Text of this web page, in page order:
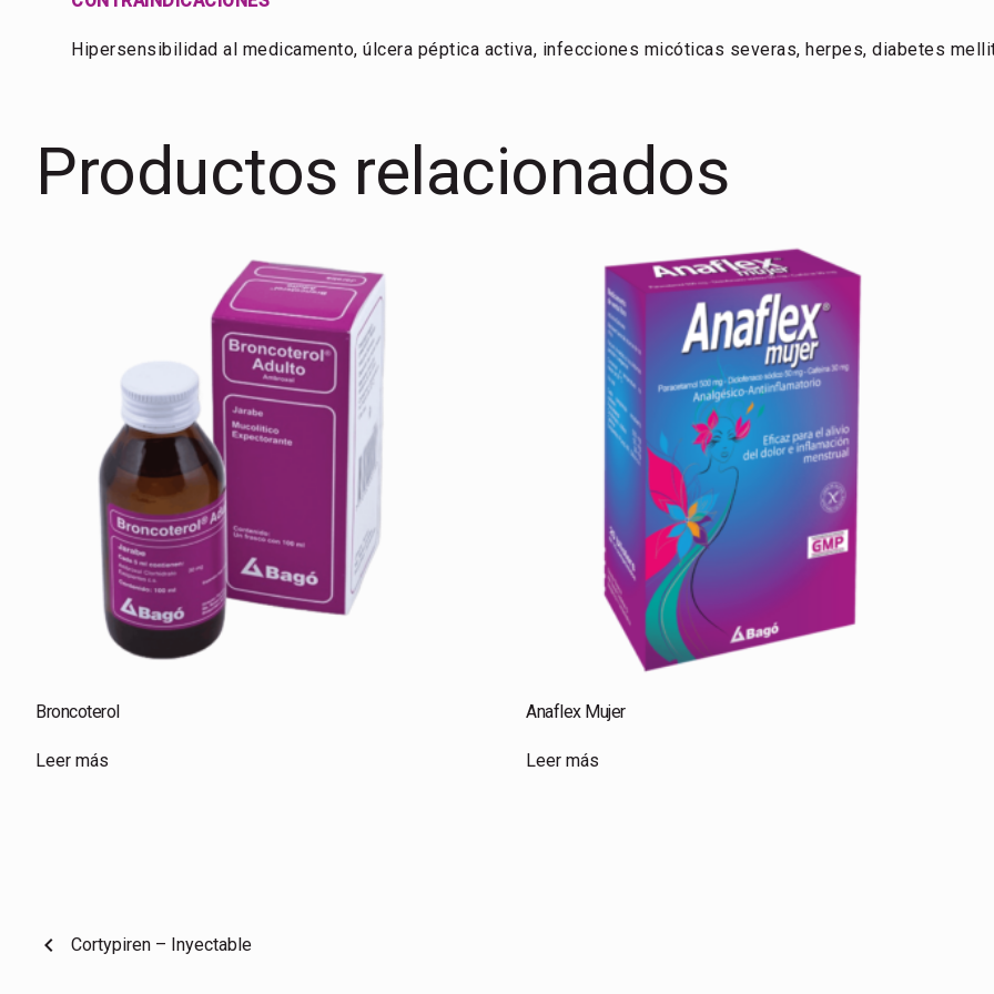
Hipersensibilidad al medicamento, úlcera péptica activa, infecciones micóticas severas, herpes, diabetes
Productos relacionados
Broncoterol
Leer más
Anaflex Mujer
Leer más
chevron_left Cortypiren – Inyectable